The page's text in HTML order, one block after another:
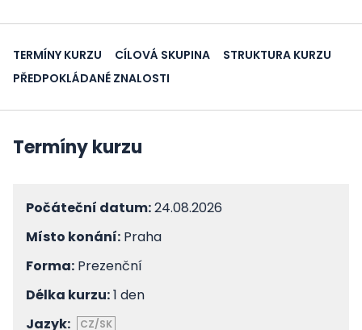
TERMÍNY KURZU CÍLOVÁ SKUPINA
STRUKTURA KURZU
PŘEDPOKLÁDANÉ ZNALOSTI
Termíny kurzu
Počáteční datum:24.08.2026
Místo konání: Praha
Forma: Prezenční
Délka kurzu:1 den
Jazyk:
CZ/SK